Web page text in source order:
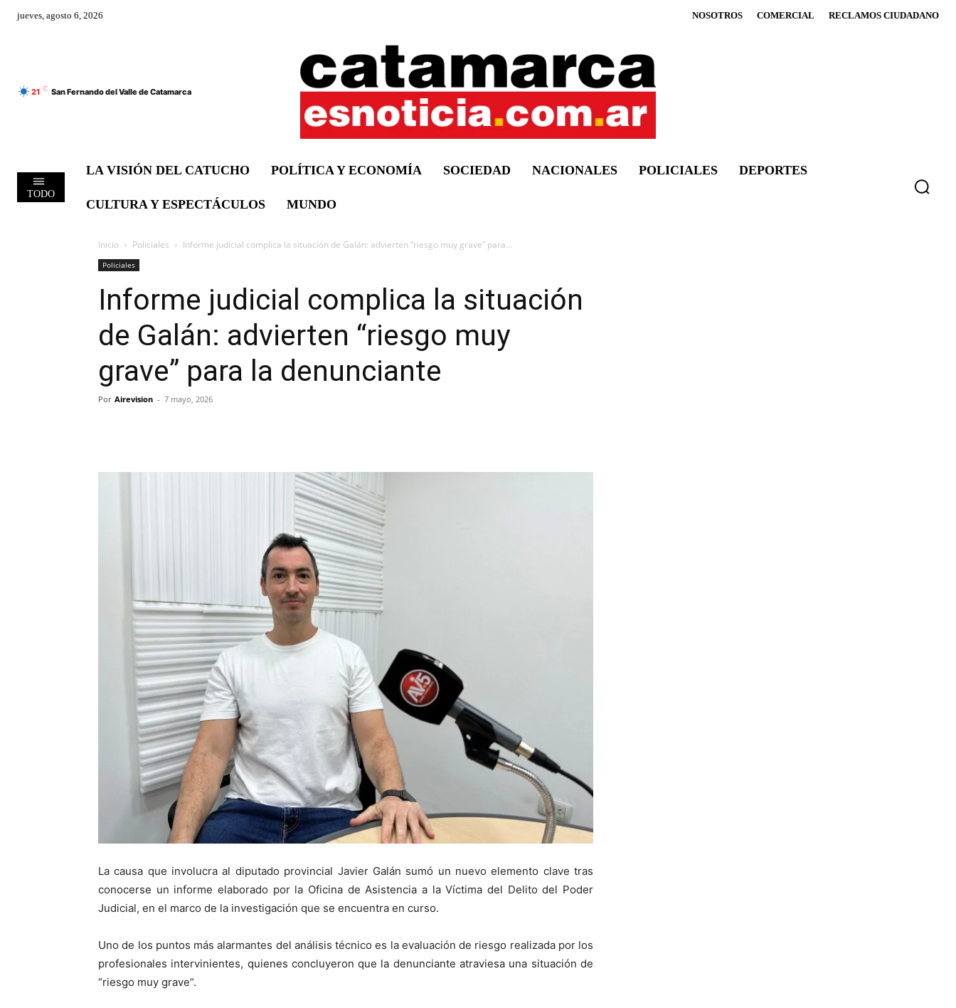
jueves, agosto 6, 2026 NOSOTROS COMERCIAL RECLAMOS CIUDADANO
21 C San Fernando del Valle de Catamarca
TODO
LA VISIÓN DEL CATUCHO POLÍTICA Y ECONOMÍA SOCIEDAD NACIONALES POLICIALES DEPORTES
CULTURA Y ESPECTÁCULOS MUNDO
Inicio Policiales Informe judicial complica la situación de Galán: advierten “riesgo muy grave” para...
Policiales
Informe judicial complica la situación
de Galán: advierten “riesgo muy
grave” para la denunciante
Por Airevision - 7 mayo, 2026
La causa que involucra al diputado provincial Javier Galán sumó un nuevo elemento clave tras
conocerse un informe elaborado por la Oficina de Asistencia a la Víctima del Delito del Poder
Judicial, en el marco de la investigación que se encuentra en curso.
Uno de los puntos más alarmantes del análisis técnico es la evaluación de riesgo realizada por los
profesionales intervinientes, quienes concluyeron que la denunciante atraviesa una situación de
“riesgo muy grave”.